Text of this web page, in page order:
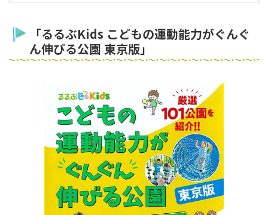
「るるぶKids こどもの運動能力がぐんぐ
ん伸びる公園 東京版」